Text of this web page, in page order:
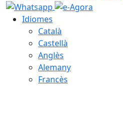
Idiomes
Català
Castellà
Anglès
Alemany
Francès